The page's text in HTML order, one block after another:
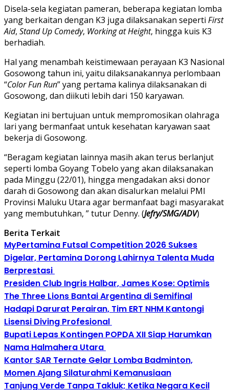
Disela-sela kegiatan pameran, beberapa kegiatan lomba
yang berkaitan dengan K3 juga dilaksanakan seperti First
Aid, Stand Up Comedy, Working at Height, hingga kuis K3
berhadiah.
Hal yang menambah keistimewaan perayaan K3 Nasional
Gosowong tahun ini, yaitu dilaksanakannya perlombaan
“Color Fun Run” yang pertama kalinya dilaksanakan di
Gosowong, dan diikuti lebih dari 150 karyawan.
Kegiatan ini bertujuan untuk mempromosikan olahraga
lari yang bermanfaat untuk kesehatan karyawan saat
bekerja di Gosowong.
“Beragam kegiatan lainnya masih akan terus berlanjut
seperti lomba Goyang Tobelo yang akan dilaksanakan
pada Minggu (22/01), hingga mengadakan aksi donor
darah di Gosowong dan akan disalurkan melalui PMI
Provinsi Maluku Utara agar bermanfaat bagi masyarakat
yang membutuhkan, ” tutur Denny. (Jefry/SMG/ADV)
Berita Terkait
MyPertamina Futsal Competition 2026 Sukses
Digelar, Pertamina Dorong Lahirnya Talenta Muda
Berprestasi
Presiden Club Ingris Halbar, James Kose: Optimis
The Three Lions Bantai Argentina di Semifinal
Hadapi Darurat Perairan, Tim ERT NHM Kantongi
Lisensi Diving Profesional
Bupati Lepas Kontingen POPDA XII Siap Harumkan
Nama Halmahera Utara
Kantor SAR Ternate Gelar Lomba Badminton,
Momen Ajang Silaturahmi Kemanusiaan
Tanjung Verde Tanpa Takluk; Ketika Negara Kecil